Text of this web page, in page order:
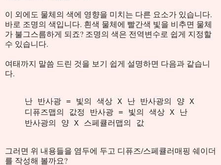
이 외에도 물체의 색에 영향을 미치는 다른 요소가 있습니다.
바로 조명의 색입니다. 흰색 물체에 빨간색 빛을 비추면 물체
가 불그스름하게 되죠? 조명의 색은 전역변수로 쉽게 지정할
수 있습니다.
여태까지 말씀 드린 것을 보기 쉽게 설명하면 다음과 같습니
다.
난 반사광 = 빛의 색상 X 난 반사광의 양 X
디퓨즈맵의 값정 반사광 = 빛의 색상 X 난
반사광의 양 X 스페큘러맵의 값
그러면 위 내용들을 염두에 두고 디퓨즈/스페큘러매핑 쉐이더
를 작성해 볼까요?